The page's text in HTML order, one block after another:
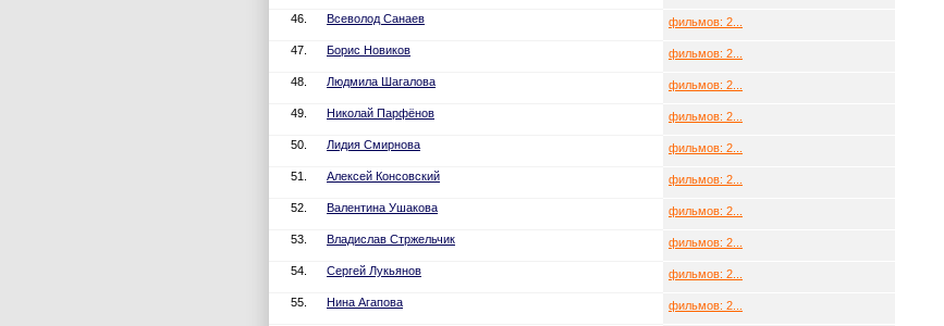
46. Всеволод Санаев фильмов: 2...
47. Борис Новиков фильмов: 2...
48. Людмила Шагалова фильмов: 2...
49. Николай Парфёнов фильмов: 2...
50. Лидия Смирнова фильмов: 2...
51. Алексей Консовский фильмов: 2...
52. Валентина Ушакова фильмов: 2...
53. Владислав Стржельчик фильмов: 2...
54. Сергей Лукьянов фильмов: 2...
55. Нина Агапова фильмов: 2...